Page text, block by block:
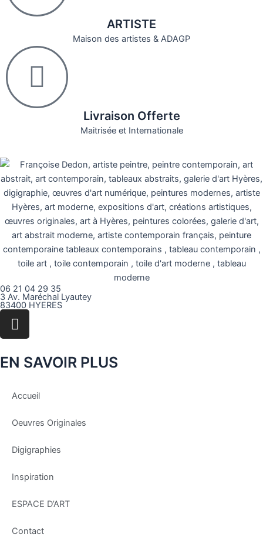
ARTISTE
Maison des artistes & ADAGP
Livraison Offerte
Maitrisée et Internationale
06 21 04 29 35
3 Av. Maréchal Lyautey
83400 HYERES
Instagram
EN SAVOIR PLUS
Accueil
Oeuvres Originales
Digigraphies
Inspiration
ESPACE D’ART
Contact